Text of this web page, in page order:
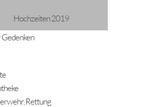
Hochzeiten 2019
Rettung
Pavillon Längenfeld